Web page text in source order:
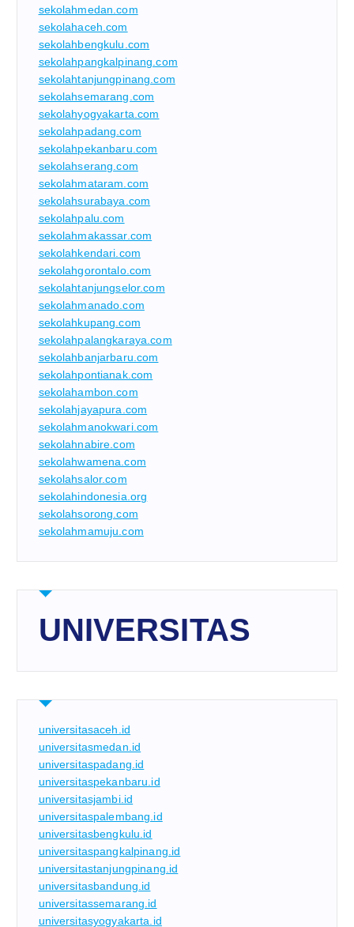
sekolahmedan.com
sekolahaceh.com
sekolahbengkulu.com
sekolahpangkalpinang.com
sekolahtanjungpinang.com
sekolahsemarang.com
sekolahyogyakarta.com
sekolahpadang.com
sekolahpekanbaru.com
sekolahserang.com
sekolahmataram.com
sekolahsurabaya.com
sekolahpalu.com
sekolahmakassar.com
sekolahkendari.com
sekolahgorontalo.com
sekolahtanjungselor.com
sekolahmanado.com
sekolahkupang.com
sekolahpalangkaraya.com
sekolahbanjarbaru.com
sekolahpontianak.com
sekolahambon.com
sekolahjayapura.com
sekolahmanokwari.com
sekolahnabire.com
sekolahwamena.com
sekolahsalor.com
sekolahindonesia.org
sekolahsorong.com
sekolahmamuju.com
UNIVERSITAS
universitasaceh.id
universitasmedan.id
universitaspadang.id
universitaspekanbaru.id
universitasjambi.id
universitaspalembang.id
universitasbengkulu.id
universitaspangkalpinang.id
universitastanjungpinang.id
universitasbandung.id
universitassemarang.id
universitasyogyakarta.id